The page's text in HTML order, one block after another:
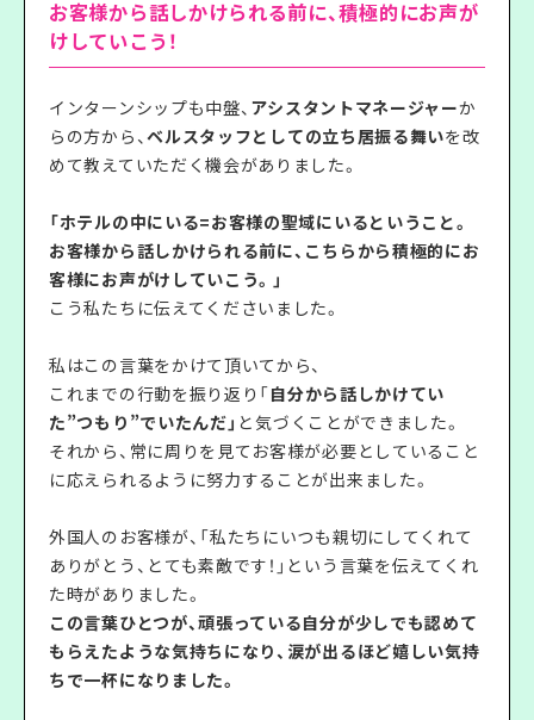
お客様から話しかけられる前に、積極的にお声が
けしていこう！
インターンシップも中盤、 アシスタントマネージャーか
らの方から、ベルスタッフとしての立ち居振る舞いを改
めて教えていただく機会がありました。
「ホテルの中にいる=お客様の聖域にいるということ。
お客様から話しかけられる前に、こちらから積極的にお
客様にお声がけしていこう。」
こう私たちに伝えてくださいました。
私はこの言葉をかけて頂いてから、
これまでの行動を振り返り「自分から話しかけてい
た”つもり”でいたんだ」 と気づくことができました。
それから、常に周りを見てお客様が必要としていること
に応えられるように努力することが出来ました。
外国人のお客様が、「私たちにいつも親切にしてくれて
ありがとう、とても素敵です！」という言葉を伝えてくれ
た時がありました。
この言葉ひとつが、頑張っている自分が少しでも認めて
もらえたような気持ちになり、涙が出るほど嬉しい気持
ちで一杯になりました。